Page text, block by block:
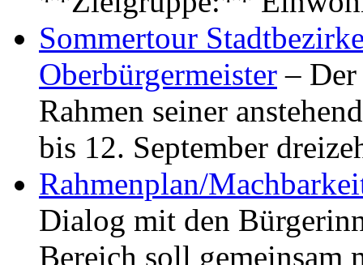
Sommertour
Oberbürgermeister –
Rahmen seiner
bis 12. September
Rahmenplan/
Dialog mit den
Bereich soll gemeinsam